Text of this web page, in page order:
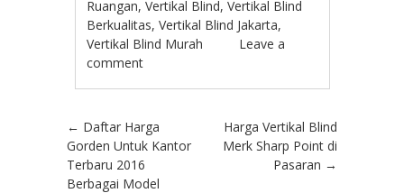
Ruangan,Vertikal Blind,Vertikal Blind
Berkualitas,Vertikal Blind Jakarta,
Vertikal Blind Murah
Leave a
comment
Post navigation
← Daftar Harga
Gorden Untuk Kantor
Terbaru 2016
Berbagai Model
Harga Vertikal Blind
Merk Sharp Point di
Pasaran →